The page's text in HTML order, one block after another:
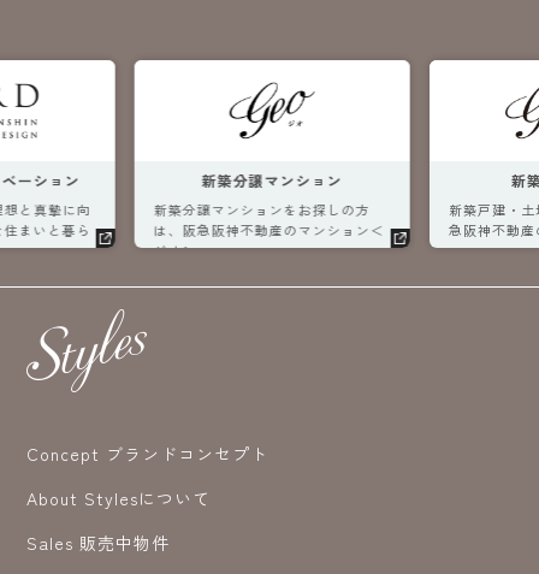
ーション
と真摯に向
まいと暮ら
新築分譲マンション
新築分譲マンションをお探しの方
は、阪急阪神不動産のマンション＜
ジオ＞へ。
新
新築戸建・
急阪神不動産
へ。
Concept ブランドコンセプト
About Stylesについて
Sales 販売中物件